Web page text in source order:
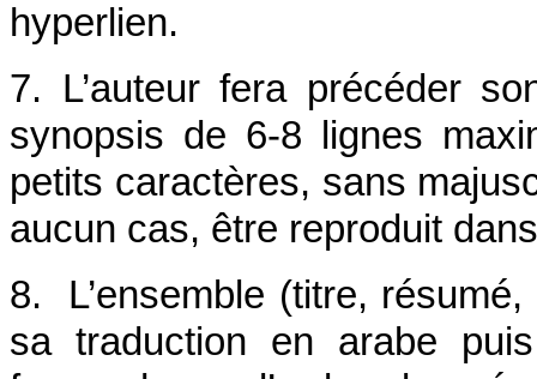
hyperlien.
7. L’auteur fera précéder
synopsis de 6-8 lignes
petits caractères, sans
aucun cas, être reproduit
8. L’ensemble (titre,
sa traduction en arabe